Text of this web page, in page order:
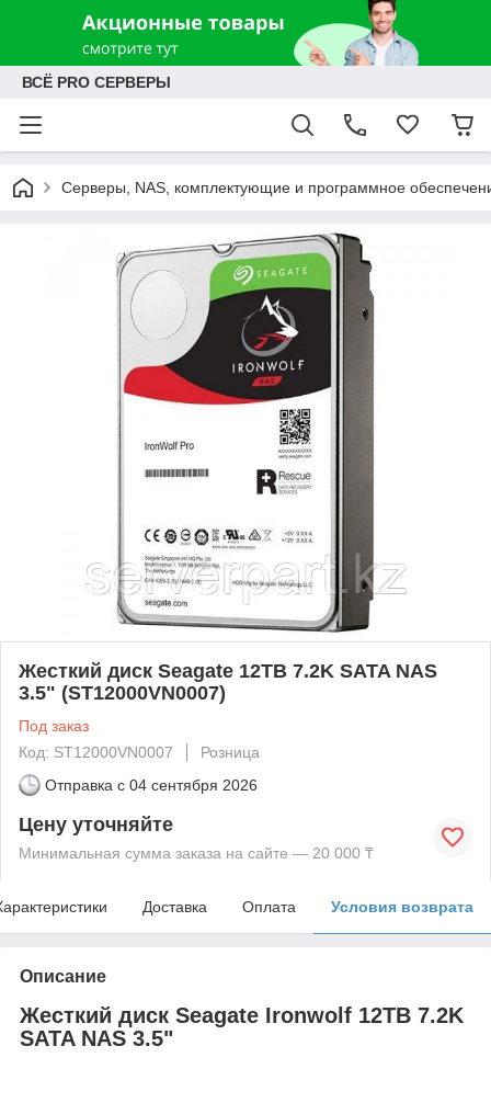
ВСЁ PRO СЕРВЕРЫ
Серверы, NAS, комплектующие и программное
Жесткий диск Seagate 12TB 7.2K SATA NAS
3.5" (ST12000VN0007)
Под заказ
Код: ST12000VN0007
Розница
Отправка с 04 сентября 2026
Цену уточняйте
Минимальная сумма заказа на сайте — 20 000 ₸
Доставка Оплата Условия возврата
Описание
Жесткий диск Seagate Ironwolf 12TB 7.2K
SATA NAS 3.5"